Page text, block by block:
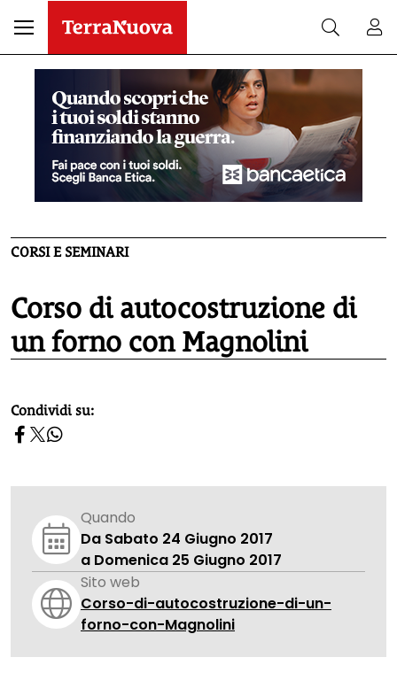
CORSI E SEMINARI
Corso di autocostruzione di
un forno con Magnolini
homepage h2
Condividi su:
Quando
Da Sabato 24 Giugno 2017
a Domenica 25 Giugno 2017
Sito web
Corso-di-autocostruzione-di-un-
forno-con-Magnolini